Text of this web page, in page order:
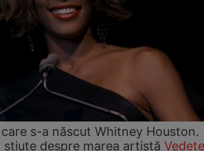
s-a născut Whitney Houston.
știute despre marea artistă Vedete